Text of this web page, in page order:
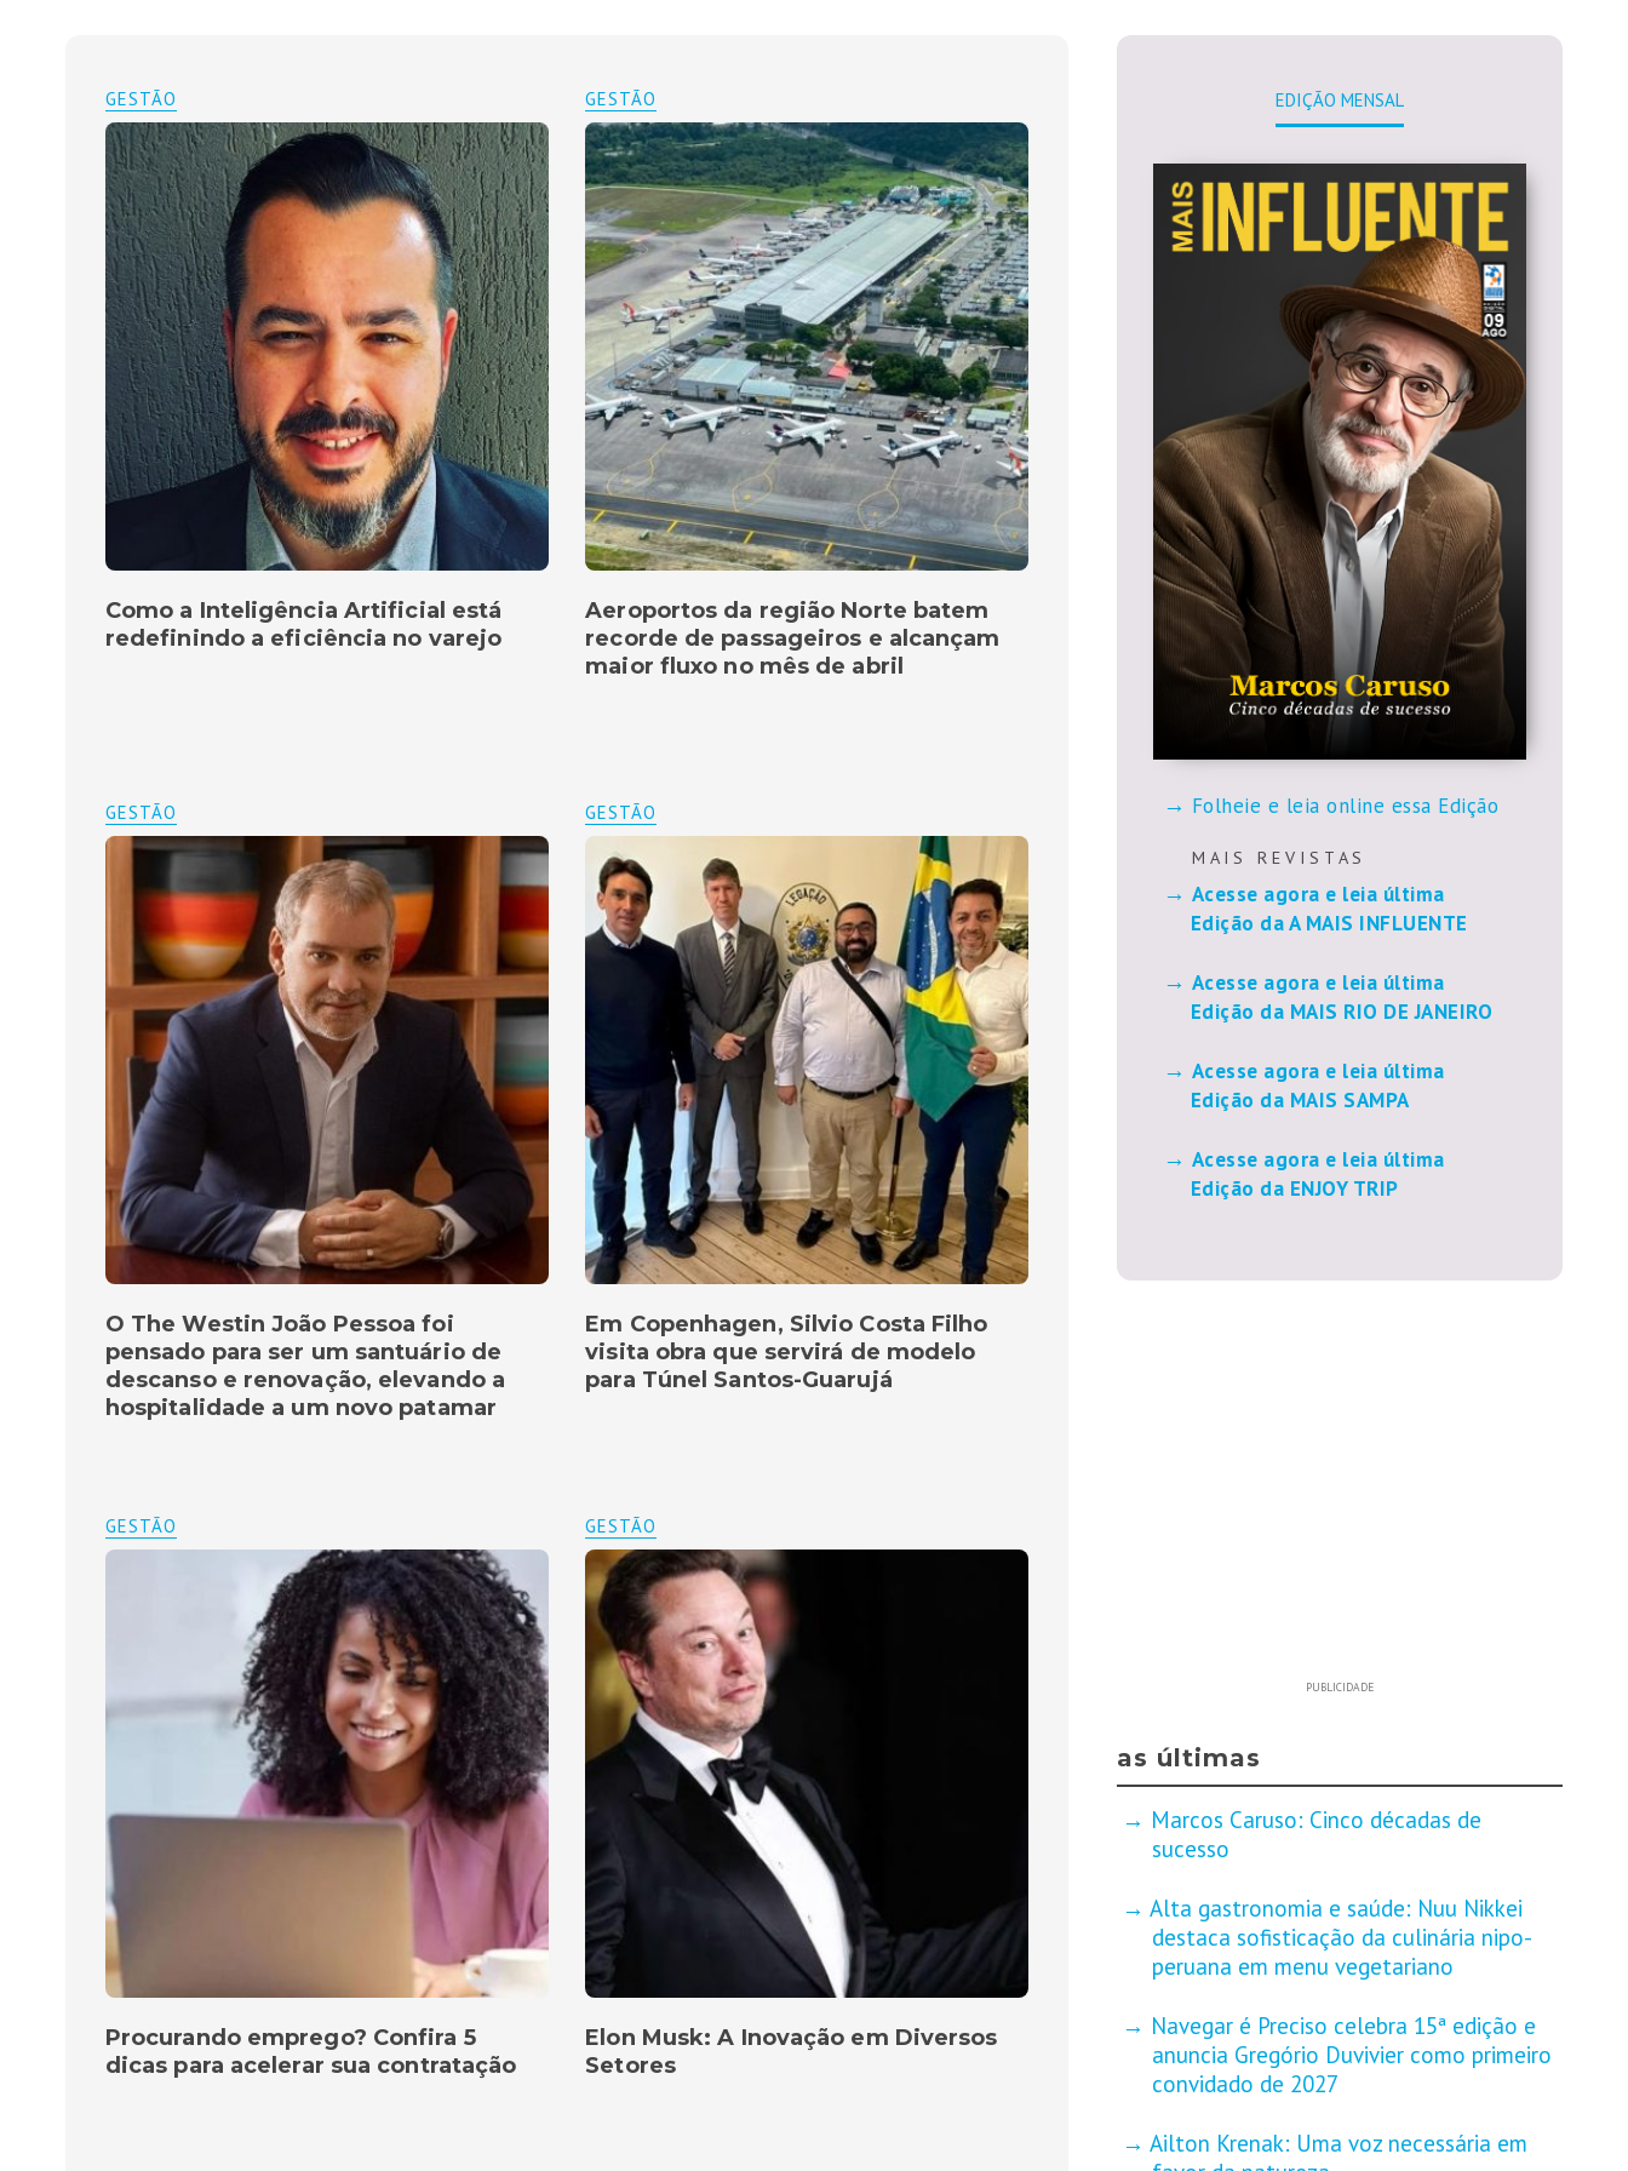
GESTÃO
Aeroportos da região Norte batem
recorde de passageiros e alcançam
maior fluxo no mês de abril
GESTÃO
Como a Inteligência Artificial está
redefinindo a eficiência no varejo
GESTÃO
Em Copenhagen, Silvio Costa Filho
visita obra que servirá de modelo
para Túnel Santos-Guarujá
GESTÃO
O The Westin João Pessoa foi
pensado para ser um santuário de
descanso e renovação, elevando a
hospitalidade a um novo patamar
GESTÃO
Elon Musk: A Inovação em Diversos
Setores
GESTÃO
Procurando emprego? Confira 5
dicas para acelerar sua contratação
EDIÇÃO MENSAL
Folheie e leia online essa Edição
M A I S R E V I S T A S
Acesse agora e leia última
Edição da A MAIS INFLUENTE
Acesse agora e leia última
Edição da MAIS RIO DE JANEIRO
Acesse agora e leia última
Edição da MAIS SAMPA
Acesse agora e leia última
Edição da ENJOY TRIP
PUBLICIDADE
as últimas
Marcos Caruso: Cinco décadas de
sucesso
Alta gastronomia e saúde: Nuu Nikkei
destaca sofisticação da culinária nipo-
peruana em menu vegetariano
Navegar é Preciso celebra 15ª edição e
anuncia Gregório Duvivier como primeiro
convidado de 2027
Ailton Krenak: Uma voz necessária em